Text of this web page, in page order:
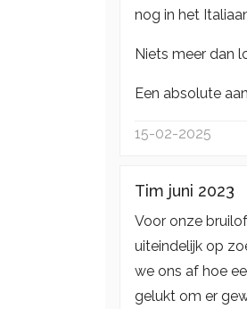
nog in het
Niets meer dan
Een absolute
15-02-2025
Tim juni 2023
Voor onze
uiteindelijk op
we ons af hoe
gelukt om er